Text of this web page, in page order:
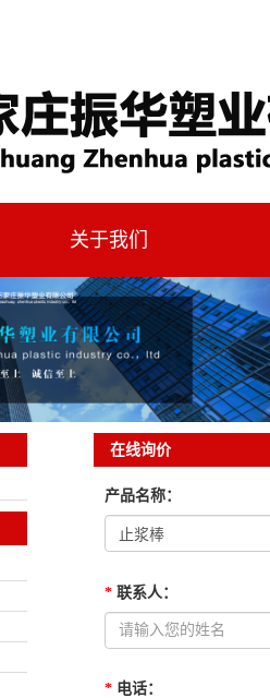
关于我们
在线询价
产品名称：
* 联系人：
* 电话：